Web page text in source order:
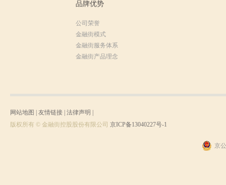
品牌优势
公司荣誉
金融街模式
金融街服务体系
金融街产品理念
网站地图 友情链接 法律声明
版权所有 © 金融街控股股份有限公司 京ICP备13040227号-1
京